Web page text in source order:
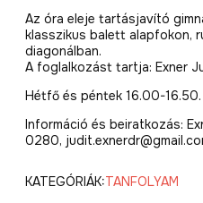
Az óra eleje tartásjavító
klasszikus balett alapfokon,
diagonálban.
A foglalkozást tartja: Exner
Hétfő és péntek 16.00-16.50.
Információ és beiratkozás:
0280,
KATEGÓRIÁK:TANFOLYAM